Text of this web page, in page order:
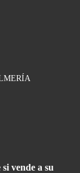
vende a su